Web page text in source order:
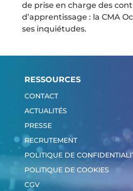
de prise en charge des
d’apprentissage : la CMA
ses inquiétudes.
RESSOURCES
CONTACT
ACTUALITÉS
PRESSE
RECRUTEMENT
POLITIQUE DE
POLITIQUE DE COOKIES
CGV